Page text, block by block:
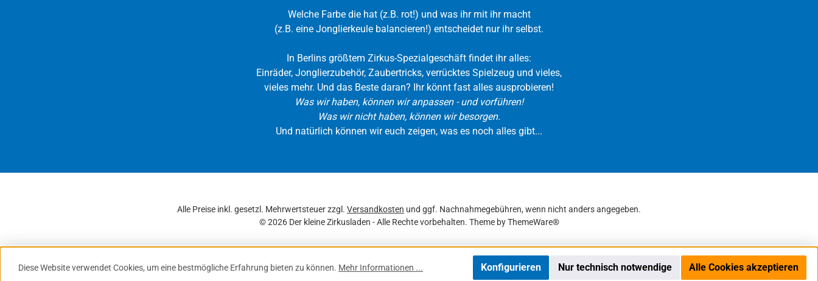
Welche Farbe die hat (z.B. rot!) und was ihr mit ihr macht
(z.B. eine Jonglierkeule balancieren!) entscheidet nur ihr selbst.
In Berlins größtem Zirkus-Spezialgeschäft findet ihr alles:
Einräder, Jonglierzubehör, Zaubertricks, verrücktes Spielzeug und vieles,
vieles mehr. Und das Beste daran? Ihr könnt fast alles ausprobieren!
Was wir haben, können wir anpassen - und vorführen!
Was wir nicht haben, können wir besorgen.
Und natürlich können wir euch zeigen, was es noch alles gibt...
Alle Preise inkl. gesetzl. Mehrwertsteuer zzgl. Versandkosten und ggf. Nachnahmegebühren, wenn nicht anders angegeben.
© 2026 Der kleine Zirkusladen - Alle Rechte vorbehalten. Theme byThemeWare®
Diese Website verwendet Cookies, um eine bestmögliche Erfahrung bieten zu können. Mehr Informationen ... Nur technisch notwendige
Konfigurieren Alle Cookies akzeptieren